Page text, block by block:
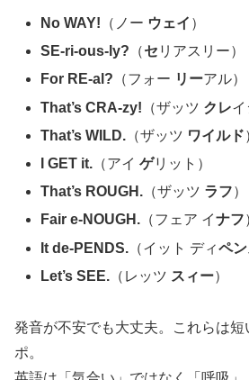
No WAY! （ノー ウェイ ）
SE-ri-ous-ly? （セ リアスリー）
For RE-al? （フォー リーアル）
That’s CRA-zy! （ザッツ クレイ
That’s WILD. （ザッツ ワイルド
I GET it. （アイゲリット）
That’s ROUGH. （ザッツ ラフ）
Fair e-NOUGH. （フェア イナフ
It de-PENDS. （イット ディペ
Let’s SEE. （レッツ スィー）
発音が不安でも大丈夫。これらは
ポ。